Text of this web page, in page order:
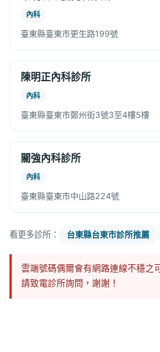
內科
臺東縣臺東市更生路199號
陳明正內科診所
內科
臺東縣臺東市鄭州街3號3至4樓5樓
關強內科診所
內科
臺東縣臺東市中山路224號
看更多診所： 台東縣台東市診所推薦
雲端號碼偶爾會有網路連線不穩之
請致電診所詢問，謝謝！